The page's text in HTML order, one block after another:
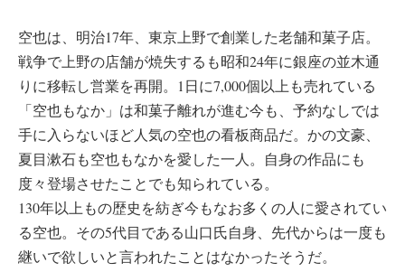
空也は、明治17年、東京上野で創業した老舗和菓子店。
戦争で上野の店舗が焼失するも昭和24年に銀座の並木通
りに移転し営業を再開。1日に7,000個以上も売れている
「空也もなか」は和菓子離れが進む今も、予約なしでは
手に入らないほど人気の空也の看板商品だ。かの文豪、
夏目漱石も空也もなかを愛した一人。自身の作品にも
度々登場させたことでも知られている。
130年以上もの歴史を紡ぎ今もなお多くの人に愛されてい
る空也。その5代目である山口氏自身、先代からは一度も
継いで欲しいと言われたことはなかったそうだ。